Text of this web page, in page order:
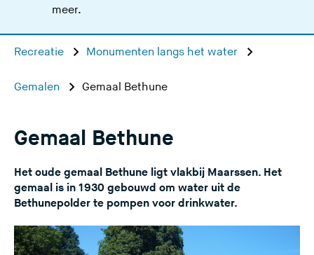
meer.
Recreatie Monumenten langs het water
Gemalen Gemaal Bethune
Gemaal Bethune
Het oude gemaal Bethune ligt vlakbij Maarssen. Het
gemaal is in 1930 gebouwd om water uit de
Bethunepolder te pompen voor drinkwater.